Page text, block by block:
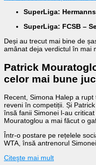
SuperLiga:
SuperLiga: FCSB –
Deși au trecut mai bine de
amânat deja verdictul în mai
Patrick
celor mai bune
Recent, Simona Halep a
reveni în competiții. Și
însă fanii Simonei l-au
Mouratoglou a mai făcut o
Într-o postare pe rețelele
WTA, însă antrenorul
Citeşte mai mult